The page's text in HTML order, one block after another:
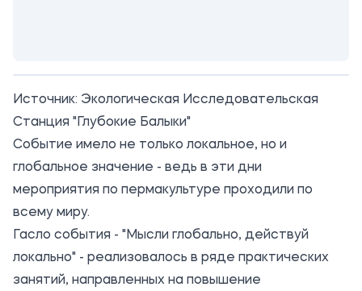
Источник: Экологическая Исследовательская
Станция "Глубокие Балыки"
Событие имело не только локальное, но и
глобальное значение - ведь в эти дни
мероприятия по пермакультуре проходили по
всему миру.
Гасло события - "Мысли глобально, действуй
локально" - реализовалось в ряде практических
занятий, направленных на повышение